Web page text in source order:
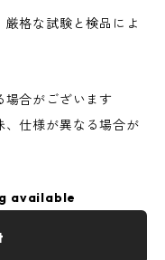
厳格な試験と検品によ
合がございます
仕様が異なる場合が
available